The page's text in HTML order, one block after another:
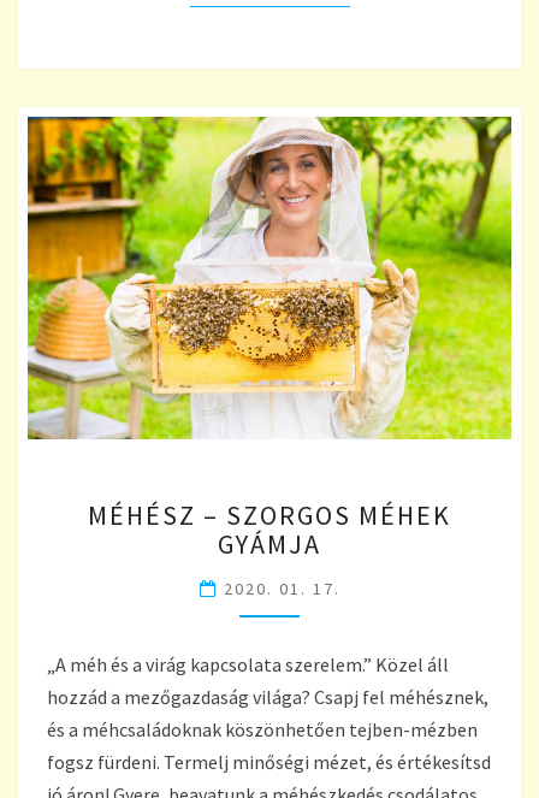
–
SZORGOS
GYÁMJA
MÉHÉSZ – SZORGOS MÉHEK
GYÁMJA
2020. 01. 17.
„A méh és a virág kapcsolata szerelem.” Közel áll
hozzád a mezőgazdaság világa? Csapj fel méhésznek,
és a méhcsaládoknak köszönhetően tejben-mézben
fogsz fürdeni. Termelj minőségi mézet, és értékesítsd